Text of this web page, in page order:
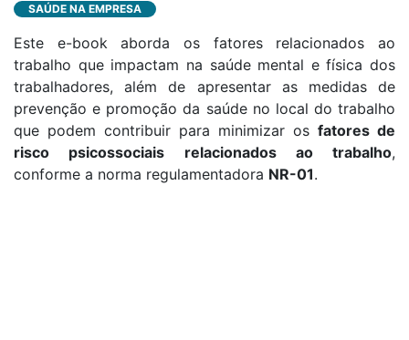
SAÚDE NA EMPRESA
Este e-book aborda os fatores relacionados ao
trabalho que impactam na saúde mental e física dos
trabalhadores, além de apresentar as medidas de
prevenção e promoção da saúde no local do trabalho
que podem contribuir para minimizar os fatores de
risco psicossociais relacionados ao trabalho,
conforme a norma regulamentadora NR-01.